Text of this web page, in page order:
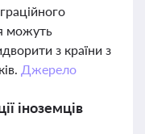
можуть
з країни з
Джерело
іноземців